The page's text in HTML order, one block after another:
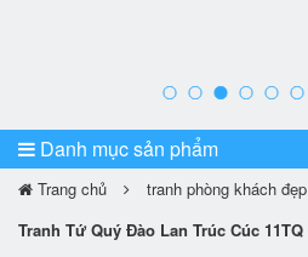
Danh mục sản phẩm
Trang chủ tranh phòng khách đẹp
Tranh Tứ Quý Đào Lan Trúc Cúc 11TQ